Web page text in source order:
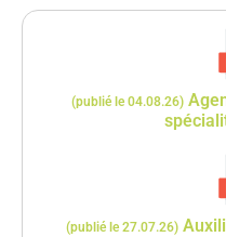
(publié le 04.08.26)
(publié le 27.07.26)